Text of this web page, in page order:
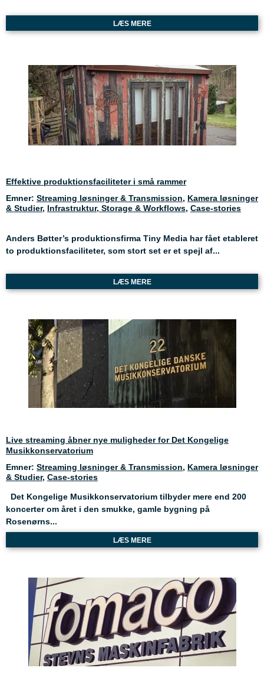
LÆS MERE
Effektive produktionsfaciliteter i små rammer
Emner: Streaming løsninger & Transmission, Kamera løsninger
& Studier, Infrastruktur, Storage & Workflows, Case-stories
Anders Bøtter’s produktionsfirma Tiny Media har fået etableret
to produktionsfaciliteter, som stort set er et spejl af...
LÆS MERE
Live streaming åbner nye muligheder for Det Kongelige
Musikkonservatorium
Emner: Streaming løsninger & Transmission, Kamera løsninger
& Studier, Case-stories
Det Kongelige Musikkonservatorium tilbyder mere end 200
koncerter om året i den smukke, gamle bygning på
Rosenørns...
LÆS MERE